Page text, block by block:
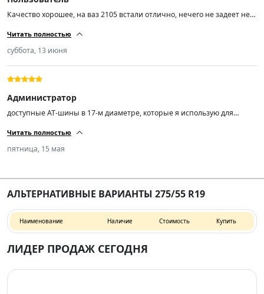
Качество хорошее, на ваз 2105 встали отлично, нечего не задеет не
Читать полностью
суббота, 13 июня
Администратор
доступные АТ-шины в 17-м диаметре, которые я использую для
глинистых участках. На асфальте после 100 км/ч довольно шумные,
напоминают шиповку. Балансировка проходит без проблем, на
мокрой дороге устойчивы до 110 км/ч. на легком морозе не дубеют,
Читать полностью
пятница, 15 мая
АЛЬТЕРНАТИВНЫЕ ВАРИАНТЫ 275/55 R19
Наименование Наличие Стоимость Купить
ЛИДЕР ПРОДАЖ СЕГОДНЯ